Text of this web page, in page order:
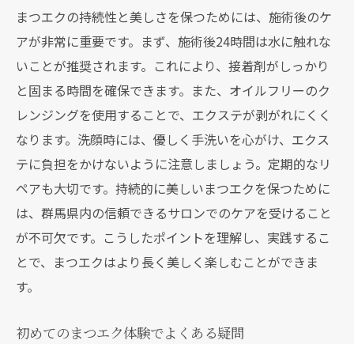
トレーニング中によくあるミスとその防止
策
初心者におすすめの練習方法とその頻度
群馬県での初回トレーニング体験談紹介
群馬県で理想のまつエク体験を叶えるトレーニ
ングとサロンの見極め方
理想のまつエクを実現するためのトレーニ
ング選び
サロンの設備とサービス内容のチェックポ
イント
自分に合ったまつエクスタイルを見つける
施術前に行うカウンセリングの重要性
まつエクの持続性と美しさを保つためには、施術後のケ
アが非常に重要です。まず、施術後24時間は水に触れな
いことが推奨されます。これにより、接着剤がしっかり
と固まる時間を確保できます。また、オイルフリーのク
レンジングを使用することで、エクステが剥がれにくく
なります。洗顔時には、優しく手洗いを心がけ、エクス
テに負担をかけないように注意しましょう。定期的なリ
ペアも大切です。持続的に美しいまつエクを保つために
は、群馬県内の信頼できるサロンでのケアを受けること
が不可欠です。こうしたポイントを理解し、実践するこ
とで、まつエクはより長く美しく楽しむことができま
す。
初めてのまつエク体験でよくある疑問